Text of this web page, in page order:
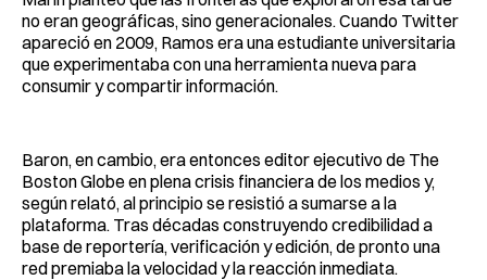
no eran geográficas, sino generacionales. Cuando Twitter
apareció en 2009, Ramos era una estudiante universitaria
que experimentaba con una herramienta nueva para
consumir y compartir información.
Baron, en cambio, era entonces editor ejecutivo de The
Boston Globe en plena crisis financiera de los medios y,
según relató, al principio se resistió a sumarse a la
plataforma. Tras décadas construyendo credibilidad a
base de reportería, verificación y edición, de pronto una
red premiaba la velocidad y la reacción inmediata.